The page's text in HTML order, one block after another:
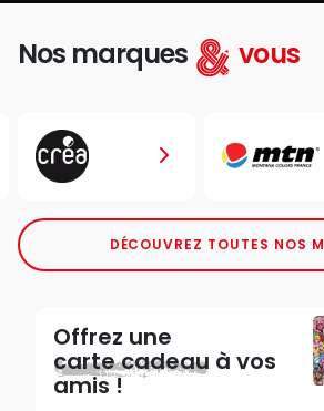
Nos marques vous
DÉCOUVREZ TOUTES NOS
Offrez une
carte cadeau à vos
amis !